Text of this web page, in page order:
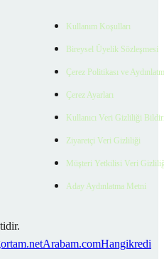
Kullanım Koşulları
Bireysel Üyelik Sözleşmesi
Çerez Politikası ve
Çerez Ayarları
Kullanıcı Veri Gizliliği
Ziyaretçi Veri Gizliliği
Müşteri Yetkilisi Veri
Aday Aydınlatma Metni
Arabam.comHangikredi